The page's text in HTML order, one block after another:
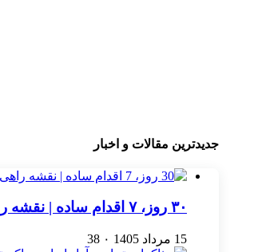
جدیدترین مقالات و اخبار
۳۰ روز، ۷ اقدام ساده | نقشه راهی برای رشد یک کسب‌وکار اینترنتی
15 مرداد 1405 ۰ 38